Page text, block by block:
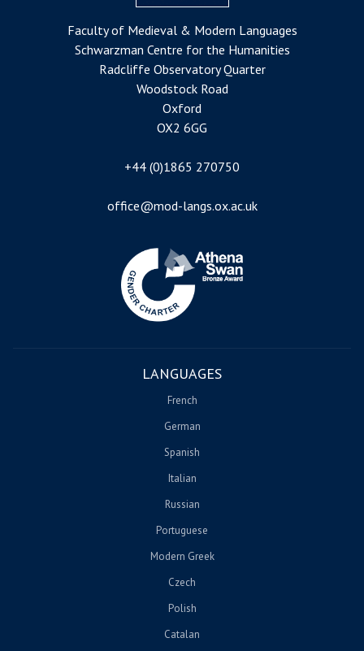
Faculty of Medieval & Modern Languages
Schwarzman Centre for the Humanities
Radcliffe Observatory Quarter
Woodstock Road
Oxford
OX2 6GG
+44 (0)1865 270750
office@mod-langs.ox.ac.uk
LANGUAGES
French
German
Spanish
Italian
Russian
Portuguese
Modern Greek
Czech
Polish
Catalan